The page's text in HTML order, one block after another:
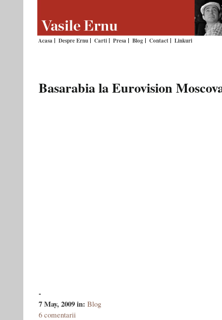
Acasa Despre Ernu Carti Presa Blog Contact Linkuri
Basarabia la Eurovision
-
7 May, 2009in: Blog
6 comentarii